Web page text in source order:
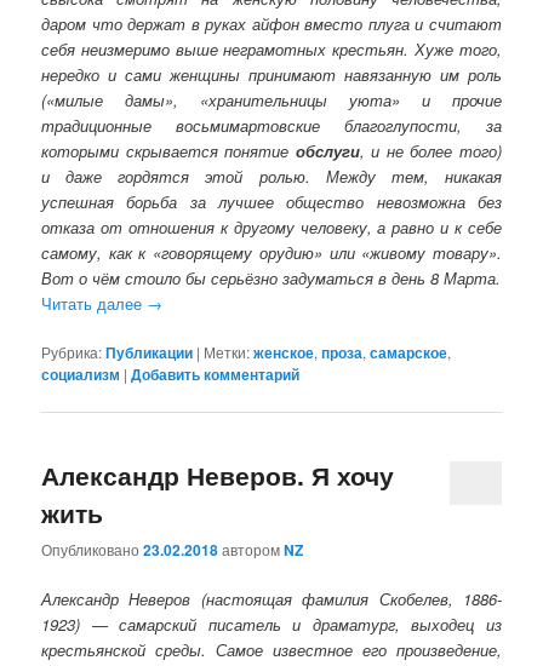
даром что держат в руках айфон вместо плуга и считают
себя неизмеримо выше неграмотных крестьян. Хуже того,
нередко и сами женщины принимают навязанную им роль
(«милые дамы», «хранительницы уюта» и прочие
традиционные восьмимартовские благоглупости, за
которыми скрывается понятие обслуги, и не более того)
и даже гордятся этой ролью. Между тем, никакая
успешная борьба за лучшее общество невозможна без
отказа от отношения к другому человеку, а равно и к себе
самому, как к «говорящему орудию» или «живому товару».
Вот о чём стоило бы серьёзно задуматься в день 8 Марта.
Читать далее →
Рубрика:Публикации | Метки:женское,проза,самарское,
социализм |Добавить комментарий
Александр Неверов. Я хочу
жить
Опубликовано23.02.2018авторомNZ
Александр Неверов (настоящая фамилия Скобелев, 1886-
1923) — самарский писатель и драматург, выходец из
крестьянской среды. Самое известное его произведение,